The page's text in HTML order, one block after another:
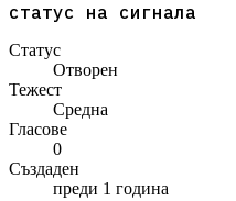
статус на сигнала
Статус
Отворен
Тежест
Средна
Гласове
0
Създаден
преди 1 година